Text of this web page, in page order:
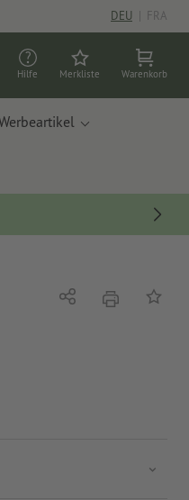
DEU | FRA
Hilfe Merkliste Warenkorb
Teilen DruckenAuf